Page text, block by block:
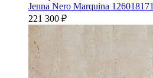
Jenna Nero Marquina 126018171
221 300 ₽